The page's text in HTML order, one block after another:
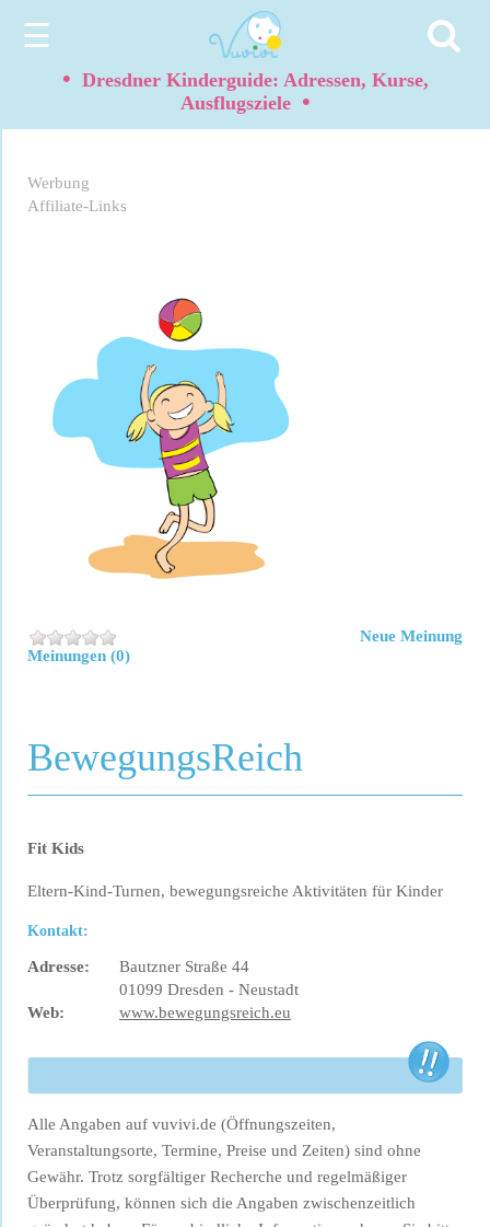
☰
• Dresdner Kinderguide: Adressen, Kurse,
Ausflugsziele •
Werbung
Affiliate-Links
Meinungen (0)
Neue Meinung
BewegungsReich
Fit Kids
Eltern-Kind-Turnen, bewegungsreiche Aktivitäten für Kinder
Kontakt:
Adresse:
Bautzner Straße 44
01099 Dresden - Neustadt
Web:
www.bewegungsreich.eu
Alle Angaben auf vuvivi.de (Öffnungszeiten,
Veranstaltungsorte, Termine, Preise und Zeiten) sind ohne
Gewähr. Trotz sorgfältiger Recherche und regelmäßiger
Überprüfung, können sich die Angaben zwischenzeitlich